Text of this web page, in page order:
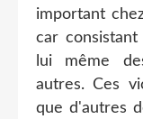
important
car
lui même
autres. Ces
que d'autres